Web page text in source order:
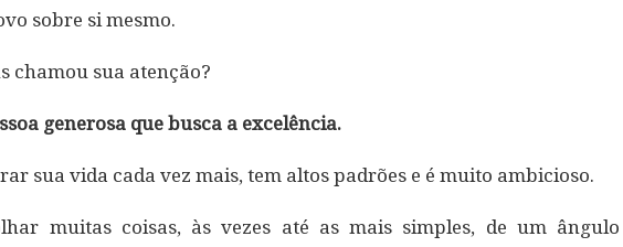
sobre si mesmo.
chamou sua atenção?
generosa que busca a excelência.
sua vida cada vez mais, tem altos padrões e é muito ambicioso.
muitas coisas, às vezes até as mais simples, de um ângulo